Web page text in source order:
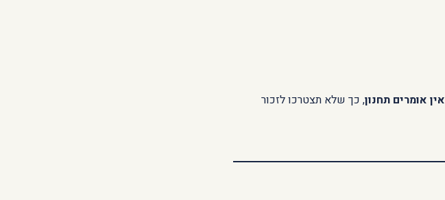
אין אומרים תחנון, כך שלא תצטרכו לזכור